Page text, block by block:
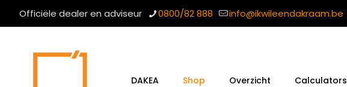
Officiële dealer en adviseur 0800/82 888 info@ikwileendakraam.be
DAKEA Shop Overzicht Calculators